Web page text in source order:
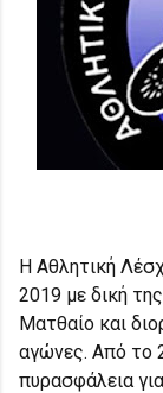
Η Αθλητική
2019 με δική
Ματθαίο και
αγώνες. Από το
πυρασφάλεια